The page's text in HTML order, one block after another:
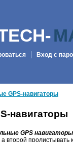
Вход с
GPS-навигаторы
навигаторы
GPS навигаторы
второй пролистывать